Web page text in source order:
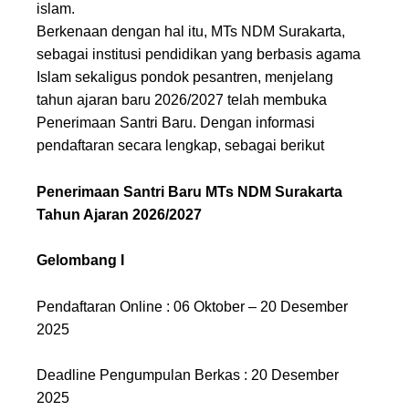
islam.
Berkenaan dengan hal itu, MTs NDM Surakarta,
sebagai institusi pendidikan yang berbasis agama
Islam sekaligus pondok pesantren, menjelang
tahun ajaran baru 2026/2027 telah membuka
Penerimaan Santri Baru. Dengan informasi
pendaftaran secara lengkap, sebagai berikut
Penerimaan Santri Baru MTs NDM Surakarta
Tahun Ajaran 2026/2027
Gelombang I
Pendaftaran Online : 06 Oktober – 20 Desember
2025
Deadline Pengumpulan Berkas : 20 Desember
2025